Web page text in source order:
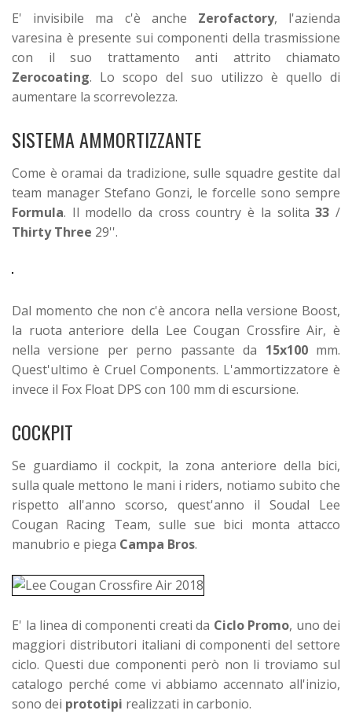
E' invisibile ma c'è anche Zerofactory, l'azienda
varesina è presente sui componenti della trasmissione
con il suo trattamento anti attrito chiamato
Zerocoating. Lo scopo del suo utilizzo è quello di
aumentare la scorrevolezza.
SISTEMA AMMORTIZZANTE
Come è oramai da tradizione, sulle squadre gestite dal
team manager Stefano Gonzi, le forcelle sono sempre
Formula. Il modello da cross country è la solita33 /
Thirty Three 29''.
Dal momento che non c'è ancora nella versione Boost,
la ruota anteriore della Lee Cougan Crossfire Air, è
nella versione per perno passante da 15x100mm.
Quest'ultimo è Cruel Components. L'ammortizzatore è
invece il Fox Float DPS con 100 mm di escursione.
COCKPIT
Se guardiamo il cockpit, la zona anteriore della bici,
sulla quale mettono le mani i riders, notiamo subito che
rispetto all'anno scorso, quest'anno il Soudal Lee
Cougan Racing Team, sulle sue bici monta attacco
manubrio e piega Campa Bros.
E' la linea di componenti creati da Ciclo Promo, uno dei
maggiori distributori italiani di componenti del settore
ciclo. Questi due componenti però non li troviamo sul
catalogo perché come vi abbiamo accennato all'inizio,
sono dei prototipi realizzati in carbonio.